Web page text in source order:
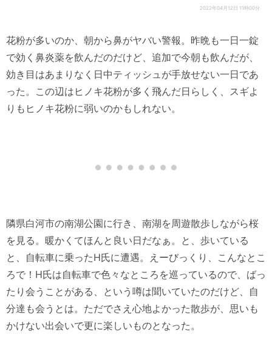
2022年04月12日 11時00分
花粉が多いのか、朝から鼻がヤバい警報。昨晩も一日一錠
で効く鼻炎薬を飲んだのだけど、追加で今朝も飲んだが、
効き目はあまりなく日中ティッシュが手放せない一日であ
った。この辺はヒノキ花粉が多く飛んだ日らしく、スギよ
りもヒノキ花粉に弱いのかもしれない。
隣県白河市の南湖公園に行き、南湖を周遊散歩しながら桜
を見る。暖かくてほんと良い日だなぁ。と、歩いている
と、自転車に乗ったH氏に遭遇。えーびっくり、こんなとこ
ろで！H氏は自転車で色々なところを巡っているので、ばっ
たり会うことがある、という噂は聞いていたのだけど、自
分達も会うとは。ただでさえ心地よかった散歩が、思いも
かけない出会いで更に楽しいものとなった。